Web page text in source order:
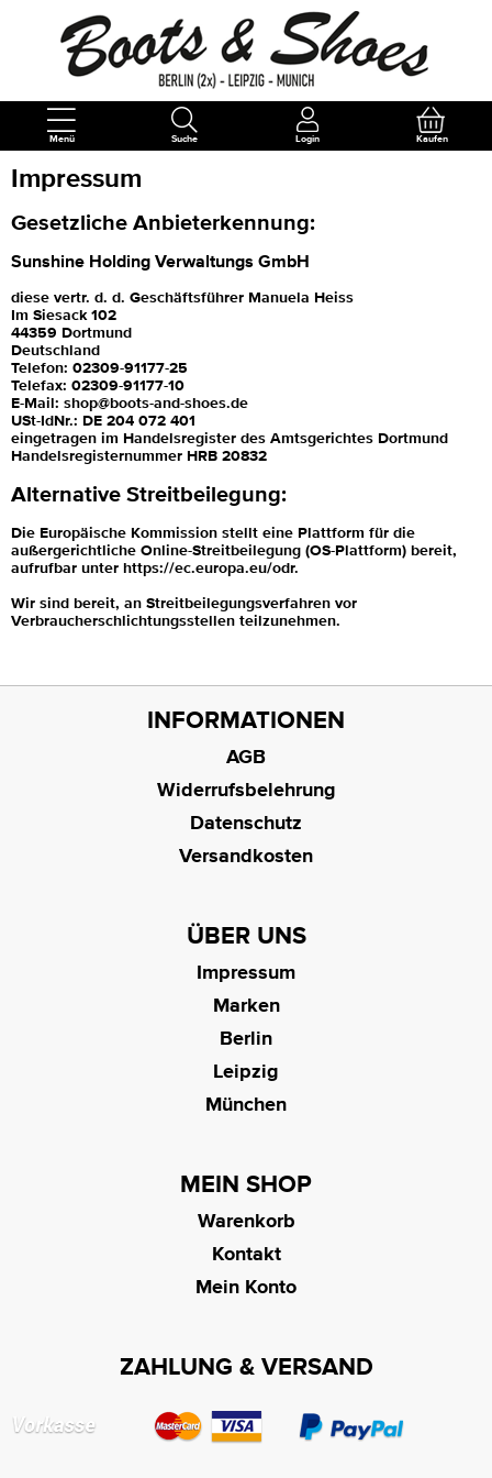
Menü Suche Login Kaufen
Impressum
Gesetzliche Anbieterkennung:
Sunshine Holding Verwaltungs GmbH
diese vertr. d. d. Geschäftsführer Manuela Heiss
Im Siesack 102
44359 Dortmund
Deutschland
Telefon: 02309-91177-25
Telefax: 02309-91177-10
E-Mail: shop@boots-and-shoes.de
USt-IdNr.: DE 204 072 401
eingetragen im Handelsregister des Amtsgerichtes Dortmund
Handelsregisternummer HRB 20832
Alternative Streitbeilegung:
Die Europäische Kommission stellt eine Plattform für die
außergerichtliche Online-Streitbeilegung (OS-Plattform) bereit,
aufrufbar unter https://ec.europa.eu/odr.
Wir sind bereit, an Streitbeilegungsverfahren vor
Verbraucherschlichtungsstellen teilzunehmen.
INFORMATIONEN
AGB
Widerrufsbelehrung
Datenschutz
Versandkosten
ÜBER UNS
Impressum
Marken
Berlin
Leipzig
München
MEIN SHOP
Warenkorb
Kontakt
Mein Konto
ZAHLUNG & VERSAND